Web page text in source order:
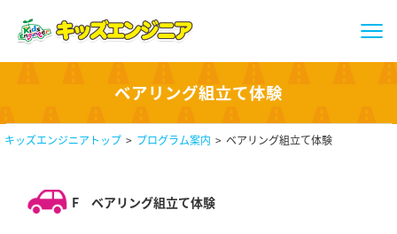
ベアリング組立て体験
キッズエンジニアトップ プログラム案内 ベアリング組立て体験
F ベアリング組立て体験